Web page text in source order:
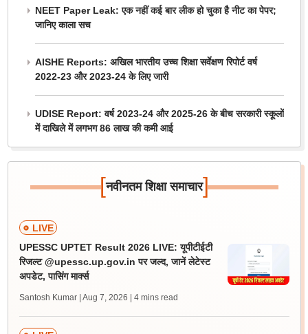
NEET Paper Leak: एक नहीं कई बार लीक हो चुका है नीट का पेपर;
जानिए काला सच
AISHE Reports: अखिल भारतीय उच्च शिक्षा सर्वेक्षण रिपोर्ट वर्ष
2022-23 और 2023-24 के लिए जारी
UDISE Report: वर्ष 2023-24 और 2025-26 के बीच सरकारी स्कूलों
में दाखिले में लगभग 86 लाख की कमी आई
[नवीनतम शिक्षा समाचार]
LIVE
UPESSC UPTET Result 2026 LIVE: यूपीटीईटी
रिजल्ट @upessc.up.gov.in पर जल्द, जानें लेटेस्ट
अपडेट, पासिंग मार्क्स
Santosh Kumar | Aug 7, 2026 | 4 mins read